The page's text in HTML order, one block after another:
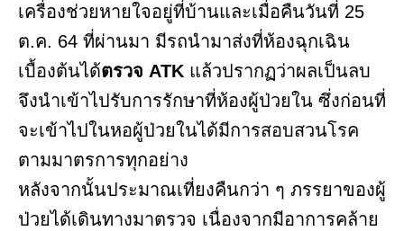
เครื่องช่วยหายใจอยู่ที่บ้านและเมื่อคืนวันที่ 25
ต.ค. 64 ที่ผ่านมา มีรถนำมาส่งที่ห้องฉุกเฉิน
เบื้องต้นได้ตรวจ ATK แล้วปรากฏว่าผลเป็นลบ
จึงนำเข้าไปรับการรักษาที่ห้องผู้ป่วยใน ซึ่งก่อนที่
จะเข้าไปในหอผู้ป่วยในได้มีการสอบสวนโรค
ตามมาตรการทุกอย่าง
หลังจากนั้นประมาณเที่ยงคืนกว่า ๆ ภรรยาของผู้
ป่วยได้เดินทางมาตรวจ เนื่องจากมีอาการคล้าย